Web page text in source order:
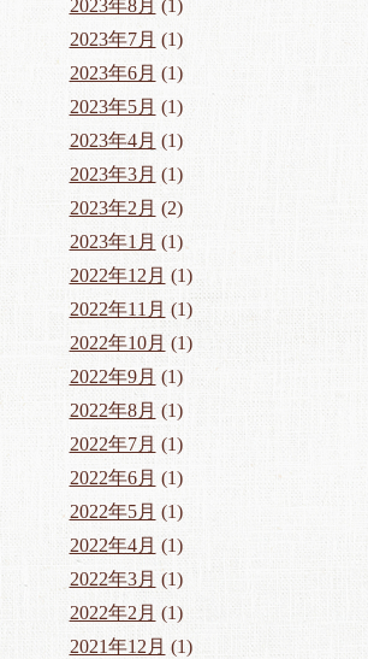
2023年8月 (1)
2023年7月 (1)
2023年6月 (1)
2023年5月 (1)
2023年4月 (1)
2023年3月 (1)
2023年2月 (2)
2023年1月 (1)
2022年12月 (1)
2022年11月 (1)
2022年10月 (1)
2022年9月 (1)
2022年8月 (1)
2022年7月 (1)
2022年6月 (1)
2022年5月 (1)
2022年4月 (1)
2022年3月 (1)
2022年2月 (1)
2021年12月 (1)